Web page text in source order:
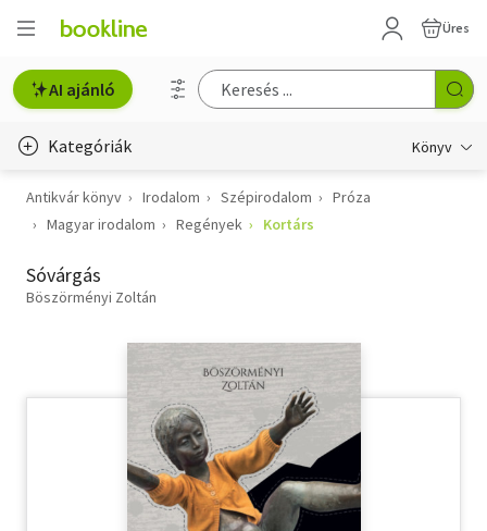
Üres
AI ajánló
Kategóriák Könyv
Életmód, egészség
Gyermek- és ifjúsági
Hobbi, szabadidő
Antikvár könyv Irodalom Szépirodalom
Próza
Magyar irodalom
Regények Kortárs
Sóvárgás
Böszörményi Zoltán